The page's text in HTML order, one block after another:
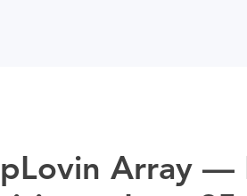
Array —